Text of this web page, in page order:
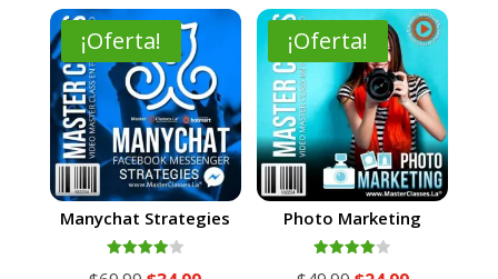
¡Oferta!
Manychat Strategies
¡Oferta!
Photo Marketing